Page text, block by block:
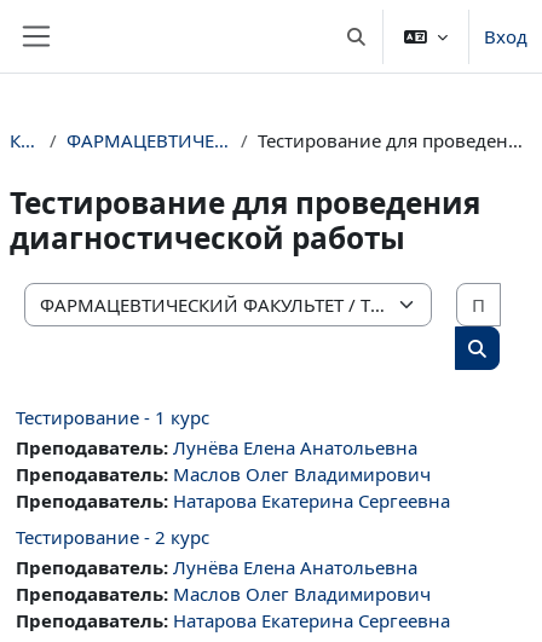
Изменить данныеВход
Курсы ФАРМАЦЕВТИЧЕСКИЙ ФАКУЛЬТЕТ Тестирование для проведения диагностической работы
Тестирование для проведения
диагностической работы
Категории курсов
Поиск
Тестирование - 1 курс
Преподаватель: Лунёва Елена Анатольевна
Преподаватель: Маслов Олег Владимирович
Преподаватель: Натарова Екатерина Сергеевна
Тестирование - 2 курс
Преподаватель: Лунёва Елена Анатольевна
Преподаватель: Маслов Олег Владимирович
Преподаватель: Натарова Екатерина Сергеевна